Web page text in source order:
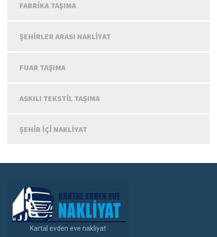
FABRIKA TAŞIMA
ŞEHIRLER ARASI NAKLIYAT
FUAR TAŞIMA
ASKILI TEKSTIL TAŞIMA
ŞEHIR IÇI NAKLIYAT
Kartal evden eve nakliyat